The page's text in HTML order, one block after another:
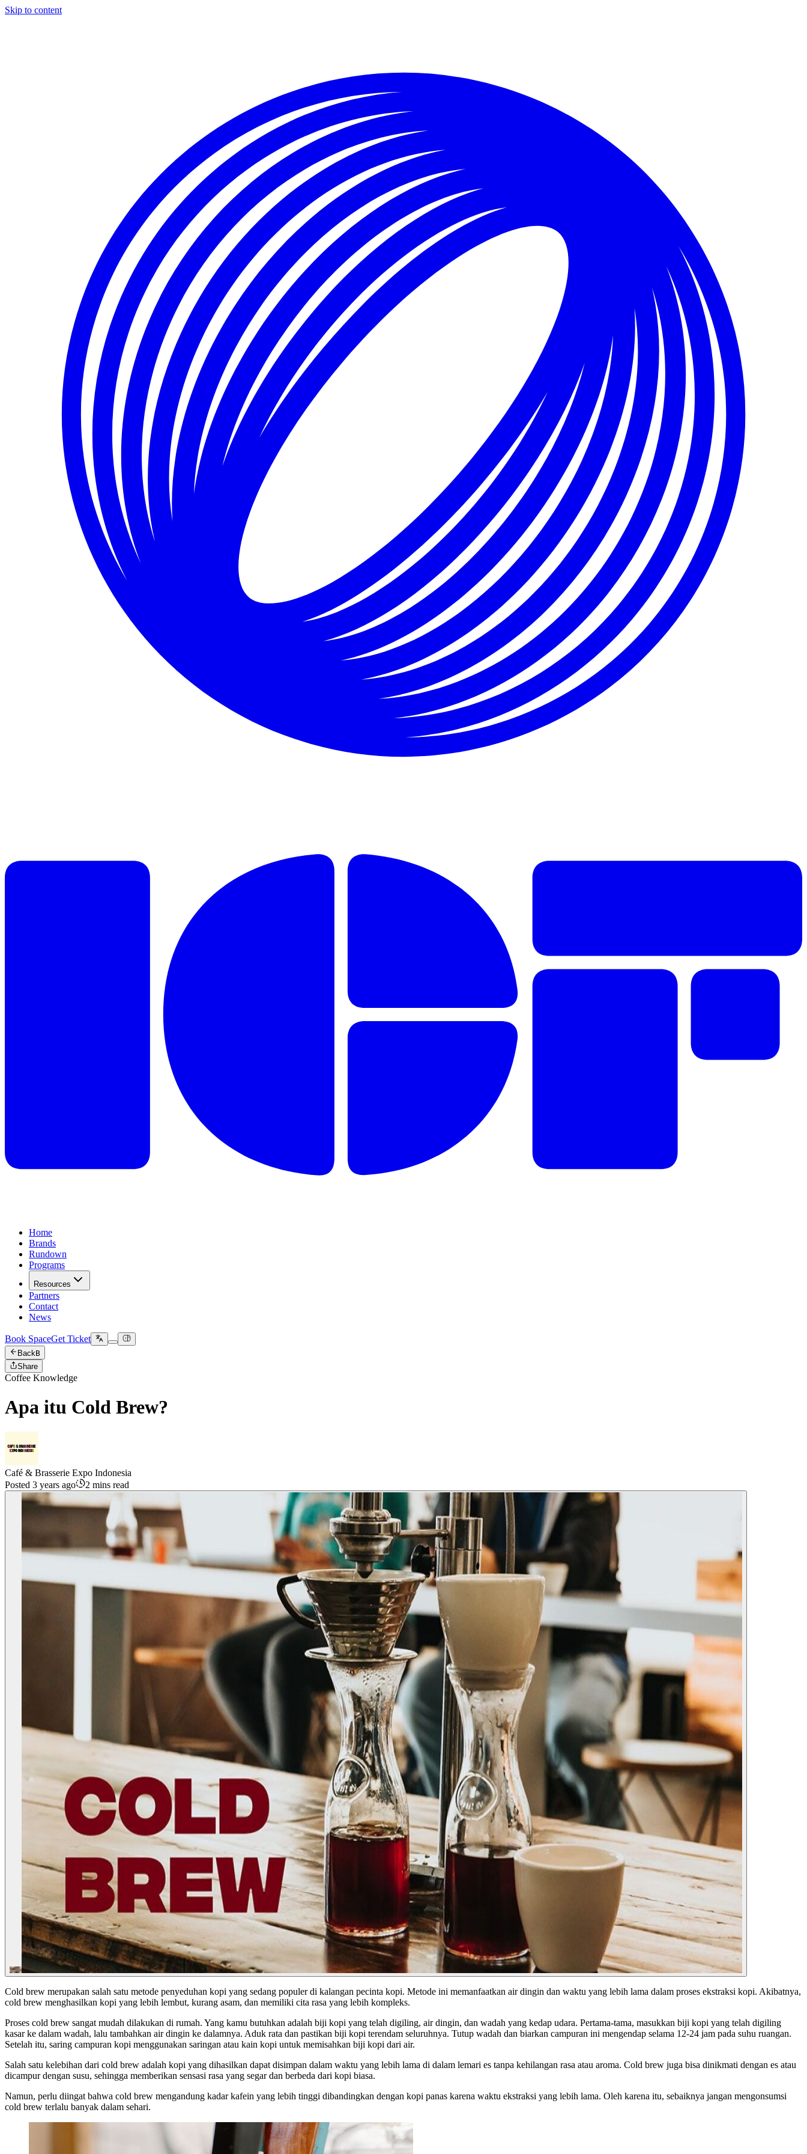
Skip to content
Home
Brands
Rundown
Programs
Resources
Partners
Contact
News
Book SpaceGet Ticket
BackB
Share
Coffee Knowledge
Apa itu Cold Brew?
Café & Brasserie Expo Indonesia
Posted 3 years ago
2 mins read
Cold brew merupakan salah satu metode penyeduhan kopi yang sedang populer di kalangan pecinta kopi. Metode ini memanfaatkan air dingin dan waktu yang lebih lama dalam proses ekstraksi kopi. Akibatnya,
cold brew menghasilkan kopi yang lebih lembut, kurang asam, dan memiliki cita rasa yang lebih kompleks.
Proses cold brew sangat mudah dilakukan di rumah. Yang kamu butuhkan adalah biji kopi yang telah digiling, air dingin, dan wadah yang kedap udara. Pertama-tama, masukkan biji kopi yang telah digiling
kasar ke dalam wadah, lalu tambahkan air dingin ke dalamnya. Aduk rata dan pastikan biji kopi terendam seluruhnya. Tutup wadah dan biarkan campuran ini mengendap selama 12-24 jam pada suhu ruangan.
Setelah itu, saring campuran kopi menggunakan saringan atau kain kopi untuk memisahkan biji kopi dari air.
Salah satu kelebihan dari cold brew adalah kopi yang dihasilkan dapat disimpan dalam waktu yang lebih lama di dalam lemari es tanpa kehilangan rasa atau aroma. Cold brew juga bisa dinikmati dengan es atau
dicampur dengan susu, sehingga memberikan sensasi rasa yang segar dan berbeda dari kopi biasa.
Namun, perlu diingat bahwa cold brew mengandung kadar kafein yang lebih tinggi dibandingkan dengan kopi panas karena waktu ekstraksi yang lebih lama. Oleh karena itu, sebaiknya jangan mengonsumsi
cold brew terlalu banyak dalam sehari.